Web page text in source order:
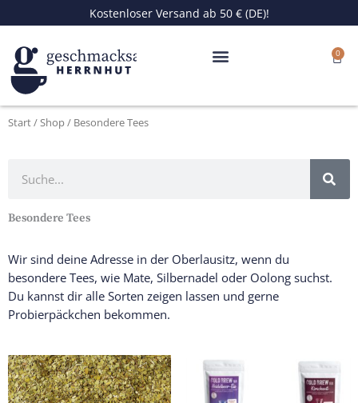
Inhalt
springen
Kostenloser Versand ab 50 € (DE)!
0
Start/Shop/ Besondere Tees
Besondere Tees
Wir sind deine Adresse in der Oberlausitz, wenn du
besondere Tees, wie Mate, Silbernadel oder Oolong suchst.
Du kannst dir alle Sorten zeigen lassen und gerne
Probierpäckchen bekommen.